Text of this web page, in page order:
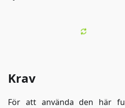
Krav
För att använda den här